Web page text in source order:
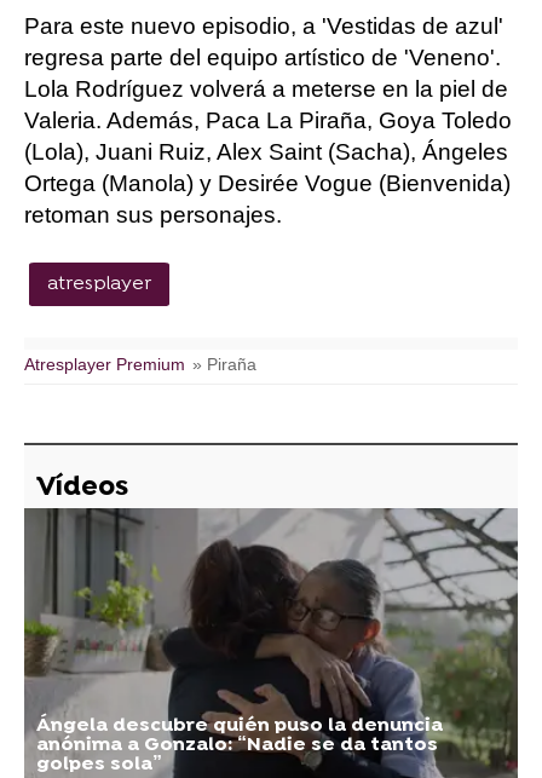
Para este nuevo episodio, a 'Vestidas de azul'
regresa parte del equipo artístico de 'Veneno'.
Lola Rodríguez volverá a meterse en la piel de
Valeria. Además, Paca La Piraña, Goya Toledo
(Lola), Juani Ruiz, Alex Saint (Sacha), Ángeles
Ortega (Manola) y Desirée Vogue (Bienvenida)
retoman sus personajes.
atresplayer
Atresplayer Premium » Piraña
Vídeos
Ángela descubre quién puso la denuncia
anónima a Gonzalo: “Nadie se da tantos
golpes sola”